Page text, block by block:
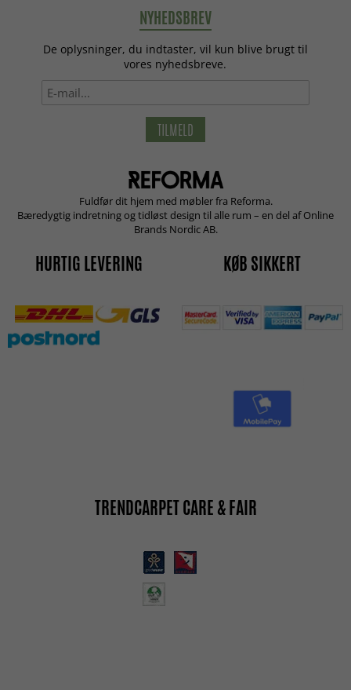
NYHEDSBREV
De oplysninger, du indtaster, vil kun blive brugt til
vores nyhedsbreve.
TILMELD
Fuldfør dit hjem med møbler fra Reforma.
Bæredygtig indretning og tidløst design til alle rum – en del af Online
Brands Nordic AB.
HURTIG LEVERING KØB SIKKERT
TRENDCARPET CARE & FAIR